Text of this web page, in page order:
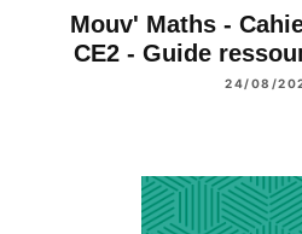
Mouv' Maths -
CE2 - Guide
24/08/